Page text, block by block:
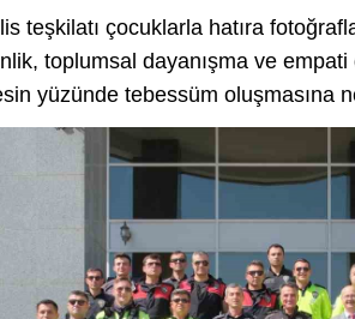
teşkilatı çocuklarla hatıra
toplumsal dayanışma ve empati
yüzünde tebessüm oluşmasına